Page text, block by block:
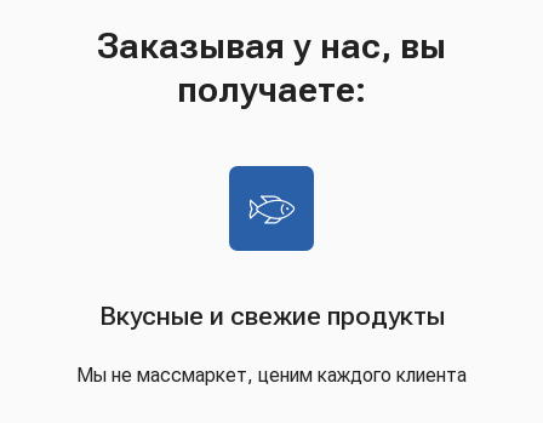
Заказывая у нас, вы
получаете:
Вкусные и свежие продукты
Мы не массмаркет, ценим каждого клиента